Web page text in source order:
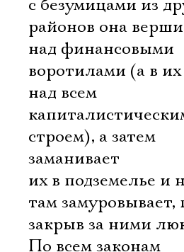
с безумицами из
районов она
над финансовыми
воротилами (а в
над всем
строем), а затем
заманивает
их в подземелье и
там замуровывает,
закрыв за ними
По всем законам